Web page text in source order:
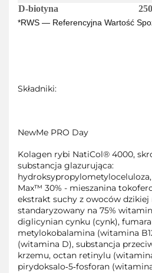
D-biotyna
*RWS — Referencyjna Wartość
Składniki:
NewMe PRO Day
Kolagen rybi NatiCol® 4000,
substancja glazurująca:
Max™ 30% - mieszanina
ekstrakt suchy z owoców dzikiej
standaryzowany na 75%
diglicynian cynku (cynk),
metylokobalamina (witamina
(witamina D), substancja
krzemu, octan retinylu
pirydoksalo‑5‑fosforan